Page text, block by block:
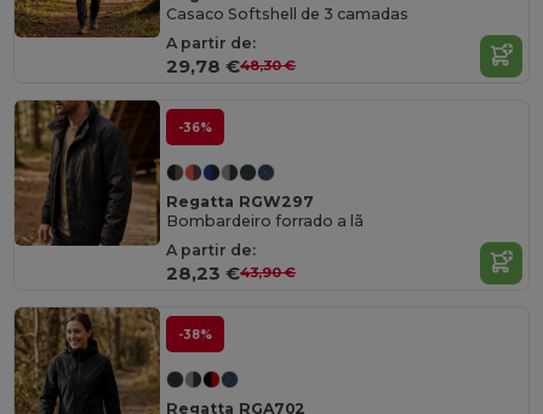
Casaco Softshell de 3 camadas
A partir de:
29,78 €48,30 €
-36%
Regatta RGW297
Bombardeiro forrado a lã
A partir de:
28,23 €43,90 €
-38%
Regatta RGA702